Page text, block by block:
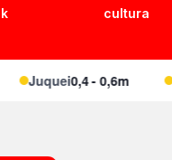
cultura
Juquei0,4 - 0,6m